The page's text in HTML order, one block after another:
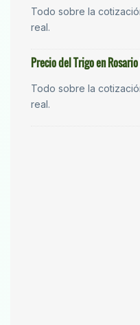
Todo sobre la
real.
Precio del Trigo en
Todo sobre la
real.